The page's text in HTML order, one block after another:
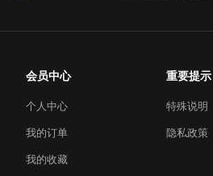
会员中心
个人中心
我的订单
我的收藏
重要提示
特殊说明
隐私政策